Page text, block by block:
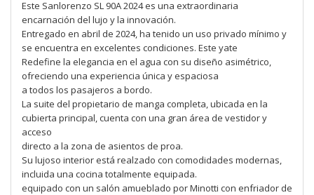
Este Sanlorenzo SL 90A 2024 es una extraordinaria
encarnación del lujo y la innovación.
Entregado en abril de 2024, ha tenido un uso privado mínimo y
se encuentra en excelentes condiciones. Este yate
Redefine la elegancia en el agua con su diseño asimétrico,
ofreciendo una experiencia única y espaciosa
a todos los pasajeros a bordo.
La suite del propietario de manga completa, ubicada en la
cubierta principal, cuenta con una gran área de vestidor y
acceso
directo a la zona de asientos de proa.
Su lujoso interior está realzado con comodidades modernas,
incluida una cocina totalmente equipada.
equipado con un salón amueblado por Minotti con enfriador de